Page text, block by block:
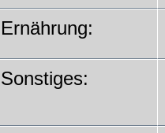
Ernährung:
Sonstiges: